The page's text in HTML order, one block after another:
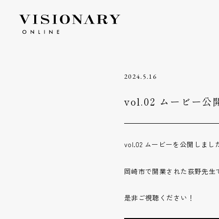
2024.5.16
vol.02 ムービー公
vol.02 ムービーを公開しまし
岡崎市で開業された荻野先生
是非ご視聴ください！